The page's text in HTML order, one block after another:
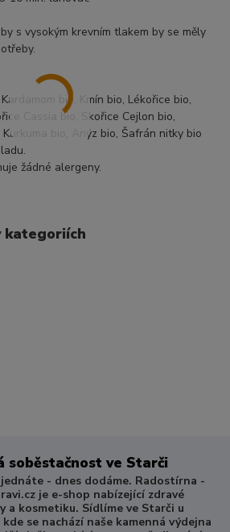
s vysokým krevním tlakem by se měly
bio, Kmín bio, Lékořice bio,
Cassia bio, Skořice Cejlon bio,
bio, Anýz bio, Šafrán nitky bio
žádné alergeny.
kategoriích
soběstačnost ve Starči
- dnes dodáme. Radostírna -
je e-shop nabízející zdravé
a kosmetiku. Sídlíme ve Starči u
se nachází naše kamenná výdejna